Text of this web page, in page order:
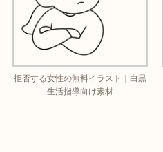
拒否する女性の無料イラスト｜白黒
生活指導向け素材